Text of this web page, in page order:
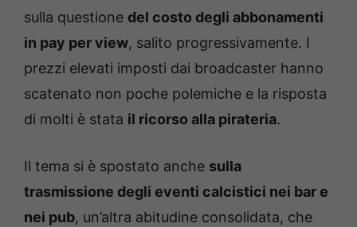
sulla questione del costo degli abbonamenti
in pay per view, salito progressivamente. I
prezzi elevati imposti dai broadcaster hanno
scatenato non poche polemiche e la risposta
di molti è stata il ricorso alla pirateria.
Il tema si è spostato anche sulla
trasmissione degli eventi calcistici nei bar e
nei pub, un’altra abitudine consolidata, che